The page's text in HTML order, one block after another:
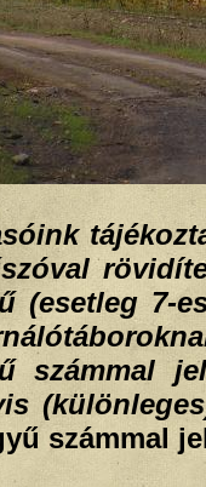
(esetleg 7-
számmal
számmal